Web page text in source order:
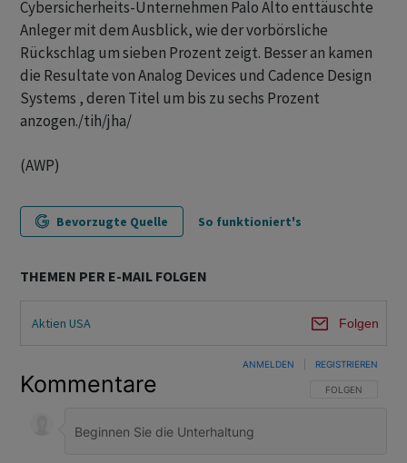
Cybersicherheits-Unternehmen Palo Alto enttäuschte
Anleger mit dem Ausblick, wie der vorbörsliche
Rückschlag um sieben Prozent zeigt. Besser an kamen
die Resultate von Analog Devices und Cadence Design
Systems , deren Titel um bis zu sechs Prozent
anzogen./tih/jha/
(AWP)
Bevorzugte Quelle So funktioniert's
THEMEN PER E-MAIL FOLGEN
Aktien USA Folgen
Kommentare FOLGE DIESER
FOLGEN
ANMELDEN REGISTRIEREN